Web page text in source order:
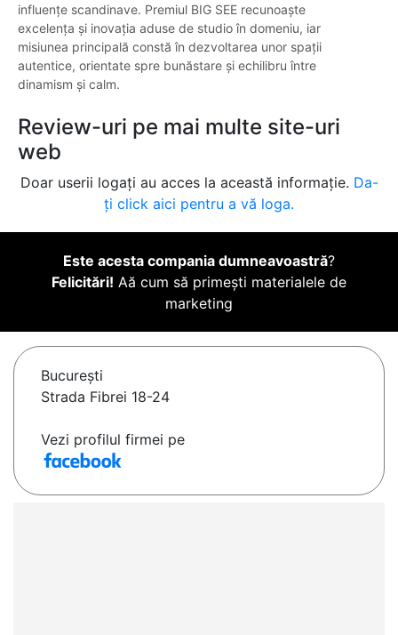
influențe scandinave. Premiul BIG SEE recunoaște
excelența și inovația aduse de studio în domeniu, iar
misiunea principală constă în dezvoltarea unor spații
autentice, orientate spre bunăstare și echilibru între
dinamism și calm.
Review-uri pe mai multe site-uri
web
Doar userii logați au acces la această informație. Da-
ți click aici pentru a vă loga.
Este acesta compania dumneavoastră?
Felicitări! Aă cum să primești materialele de
marketing
Bucureşti
Strada Fibrei 18-24
Vezi profilul firmei pe